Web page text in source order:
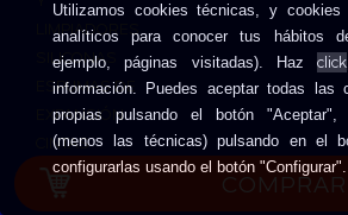
Utilizamos cookies técnicas, y cookies
analíticos para conocer tus hábitos
ejemplo, páginas visitadas). Hazclick
información. Puedes aceptar todas las
propias pulsando el botón "Aceptar",
(menos las técnicas) pulsando en el
configurarlas usando el botón "Configurar".
LIMPIADORES
SILICONAS
ESPUMAS DE
EXPANSIÓN
CINTAS
ADHESIVAS
HERRAMIENTAS
COMPRAR